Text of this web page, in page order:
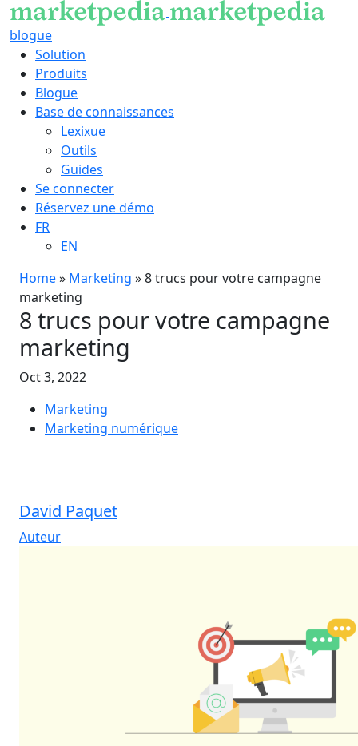
blogue
Solution
Produits
Blogue
Base de connaissances
Lexixue
Outils
Guides
Se connecter
Réservez une démo
FR
EN
Home» Marketing »8 trucs pour votre campagne
marketing
8 trucs pour votre campagne
marketing
Oct 3, 2022
Marketing
Marketing numérique
David Paquet
Auteur